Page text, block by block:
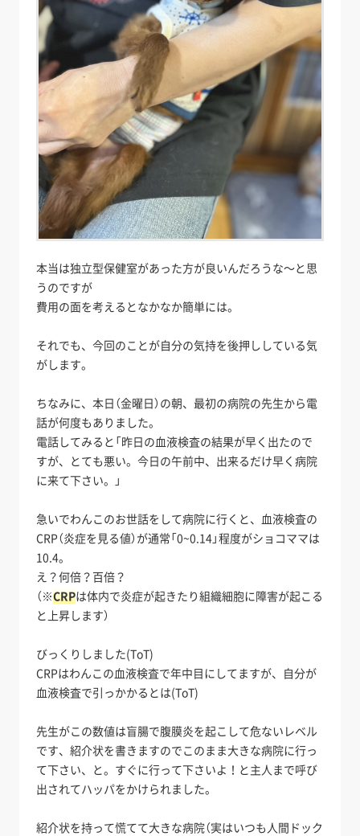
本当は独立型保健室があった方が良いんだろうな～と思
うのですが
費用の面を考えるとなかなか簡単には。
それでも、今回のことが自分の気持を後押ししている気
がします。
ちなみに、本日（金曜日）の朝、最初の病院の先生から電
話が何度もありました。
電話してみると「昨日の血液検査の結果が早く出たので
すが、とても悪い。今日の午前中、出来るだけ早く病院
に来て下さい。」
急いでわんこのお世話をして病院に行くと、血液検査の
CRP（炎症を見る値）が通常「0~0.14」程度がショコママは
10.4。
え？何倍？百倍？
（※CRPは体内で炎症が起きたり組織細胞に障害が起こる
と上昇します）
びっくりしました(ToT)
CRPはわんこの血液検査で年中目にしてますが、自分が
血液検査で引っかかるとは(ToT)
先生がこの数値は盲腸で腹膜炎を起こして危ないレベル
です、紹介状を書きますのでこのまま大きな病院に行っ
て下さい、と。すぐに行って下さいよ！と主人まで呼び
出されてハッパをかけられました。
紹介状を持って慌てて大きな病院（実はいつも人間ドック